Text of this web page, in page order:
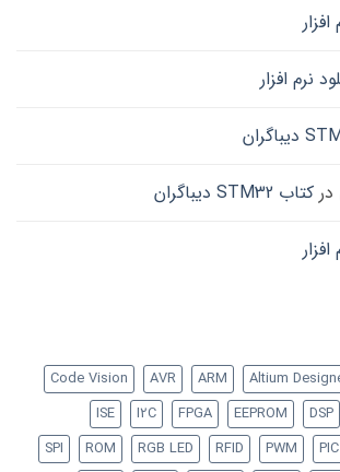
نرم افزار
در کتاب STM32 دیباگران
Altium
ARM
AVR
Code Vision
DSP
EEPROM
FPGA
I2C
ISE
PIC
PWM
RFID
RGB LED
ROM
SPI